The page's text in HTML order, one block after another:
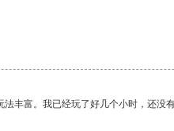
丰富。我已经玩了好几个小时，还没